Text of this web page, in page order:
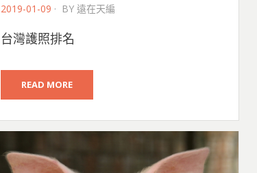
POSTED
2019-01-09 BY 遠在天編
台灣護照排名
READ MORE